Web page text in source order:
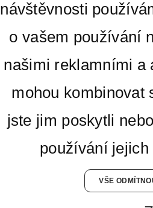
návštěvnosti
o vašem používání
našimi reklamními a
mohou kombinovat
jste jim poskytli
používání
VŠE